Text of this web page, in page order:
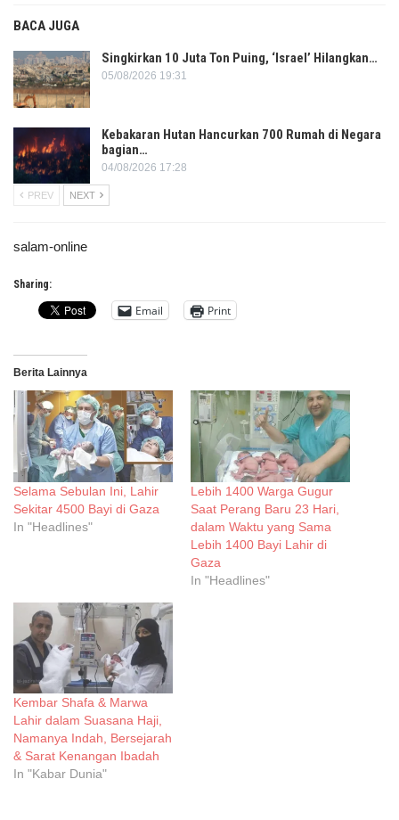
BACA JUGA
Singkirkan 10 Juta Ton Puing, ‘Israel’ Hilangkan…
05/08/2026 19:31
Kebakaran Hutan Hancurkan 700 Rumah di Negara
bagian…
04/08/2026 17:28
PREV NEXT
salam-online
Sharing:
Email Print
Berita Lainnya
Selama Sebulan Ini, Lahir
Sekitar 4500 Bayi di Gaza
In "Headlines"
Lebih 1400 Warga Gugur
Saat Perang Baru 23 Hari,
dalam Waktu yang Sama
Lebih 1400 Bayi Lahir di
Gaza
In "Headlines"
Kembar Shafa & Marwa
Lahir dalam Suasana Haji,
Namanya Indah, Bersejarah
& Sarat Kenangan Ibadah
In "Kabar Dunia"